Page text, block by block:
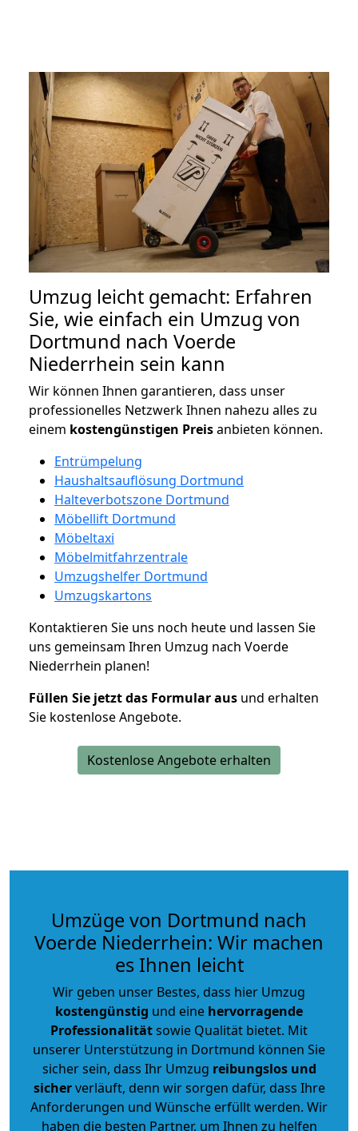
Umzug leicht gemacht: Erfahren
Sie, wie einfach ein Umzug von
Dortmund nach Voerde
Niederrhein sein kann
Wir können Ihnen garantieren, dass unser
professionelles Netzwerk Ihnen nahezu alles zu
einem kostengünstigen Preisanbieten können.
Entrümpelung
Haushaltsauflösung Dortmund
Halteverbotszone Dortmund
Möbellift Dortmund
Möbeltaxi
Möbelmitfahrzentrale
Umzugshelfer Dortmund
Umzugskartons
Kontaktieren Sie uns noch heute und lassen Sie
uns gemeinsam Ihren Umzug nach Voerde
Niederrhein planen!
Füllen Sie jetzt das Formular aus und erhalten
Sie kostenlose Angebote.
Kostenlose Angebote erhalten
Umzüge von Dortmund nach
Voerde Niederrhein: Wir machen
es Ihnen leicht
Wir geben unser Bestes, dass hier Umzug
kostengünstig und eine hervorragende
Professionalitätsowie Qualität bietet. Mit
unserer Unterstützung in Dortmund können Sie
sicher sein, dass Ihr Umzug reibungslos und
sicherverläuft, denn wir sorgen dafür, dass Ihre
Anforderungen und Wünsche erfüllt werden. Wir
haben die besten Partner, um Ihnen zu helfen